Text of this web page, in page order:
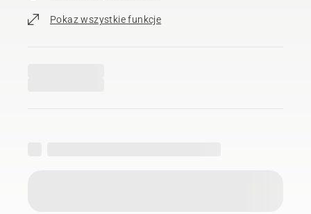
Pokaz wszystkie funkcje